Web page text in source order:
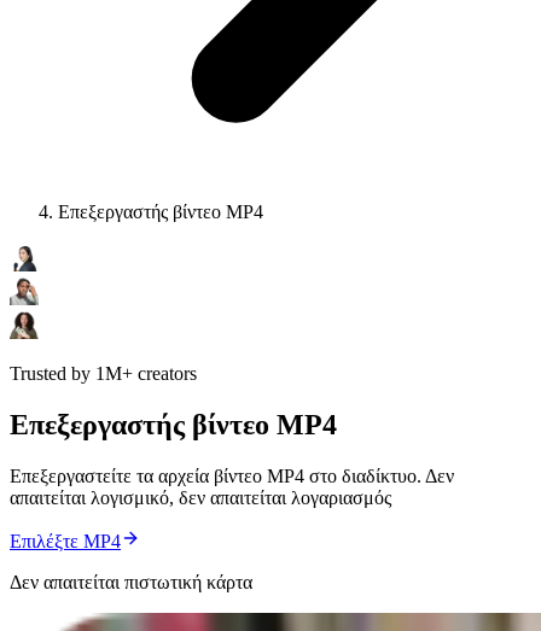
Επεξεργαστής βίντεο MP4
Trusted by 1M+ creators
Επεξεργαστής βίντεο MP4
Επεξεργαστείτε τα αρχεία βίντεο MP4 στο διαδίκτυο. Δεν
απαιτείται λογισμικό, δεν απαιτείται λογαριασμός
Επιλέξτε MP4
Δεν απαιτείται πιστωτική κάρτα